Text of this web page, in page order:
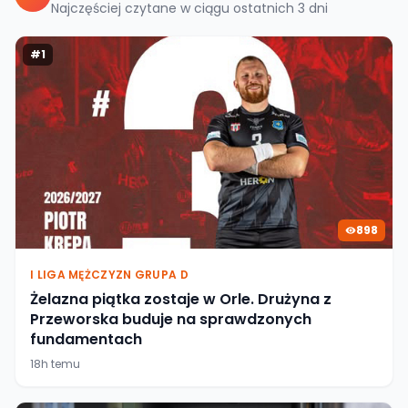
Najczęściej czytane w ciągu ostatnich 3 dni
#1
898
I LIGA MĘŻCZYZN GRUPA D
Żelazna piątka zostaje w Orle. Drużyna z
Przeworska buduje na sprawdzonych
fundamentach
18h temu